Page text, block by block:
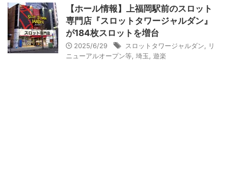
【ホール情報】上福岡駅前のスロット
専門店『スロットタワージャルダン』
が184枚スロットを増台
2025/6/29 スロットタワージャルダン
リ
ニューアルオープン等 埼玉 遊楽